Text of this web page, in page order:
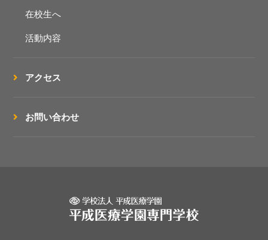
在校生へ
活動内容
アクセス
お問い合わせ